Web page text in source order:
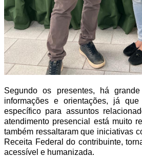
Segundo os presentes, há
informações e orientações, já
específico para assuntos
atendimento presencial está muito
também ressaltaram que iniciativas
Receita Federal do contribuinte,
acessível e humanizada.